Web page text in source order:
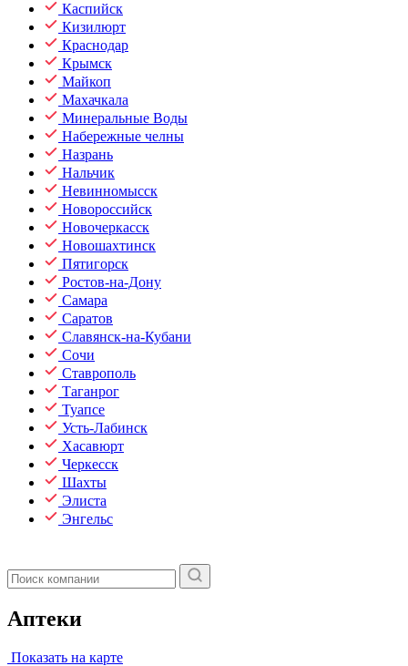
Каспийск
Кизилюрт
Краснодар
Крымск
Майкоп
Махачкала
Минеральные Воды
Набережные челны
Назрань
Нальчик
Невинномысск
Новороссийск
Новочеркасск
Новошахтинск
Пятигорск
Ростов-на-Дону
Самара
Саратов
Славянск-на-Кубани
Сочи
Ставрополь
Таганрог
Туапсе
Усть-Лабинск
Хасавюрт
Черкесск
Шахты
Элиста
Энгельс
Аптеки
Показать на карте